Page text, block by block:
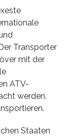
Transporter
mit der
ATV-
werden.
Staaten